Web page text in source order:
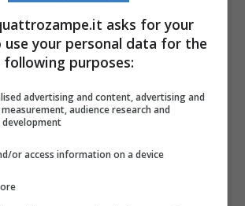
anomali che Fido ripete in
ripetitiva e stereotipata.
asks for your
use your personal data for the
following purposes:
advertising and content, advertising and
audience research and
development
or access information on a device